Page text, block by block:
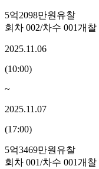
5억2098만원 유찰
회차 002/차수 001개찰
2025.11.06
(10:00)
~
2025.11.07
(17:00)
5억3469만원 유찰
회차 001/차수 001개찰